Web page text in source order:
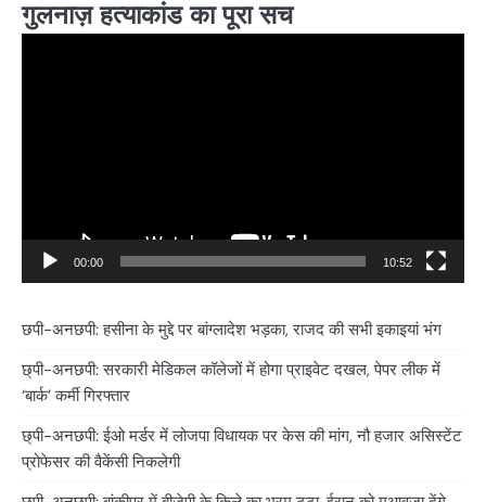
गुलनाज़ हत्याकांड का पूरा सच
00:00 10:52
छपी-अनछपी: हसीना के मुद्दे पर बांग्लादेश भड़का, राजद की सभी इकाइयां भंग
छ्पी-अनछपी: सरकारी मेडिकल कॉलेजों में होगा प्राइवेट दखल, पेपर लीक में
‘बार्क’ कर्मी गिरफ्तार
छ्पी-अनछपी: ईओ मर्डर में लोजपा विधायक पर केस की मांग, नौ हजार असिस्टेंट
प्रोफेसर की वैकेंसी निकलेगी